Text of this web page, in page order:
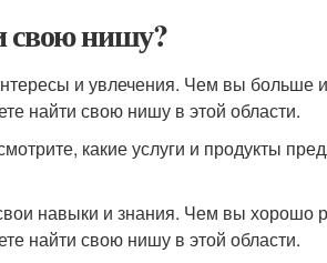
свою нишу?
и увлечения. Чем вы больше
найти свою нишу в этой области.
какие услуги и продукты
навыки и знания. Чем вы хорошо
найти свою нишу в этой области.